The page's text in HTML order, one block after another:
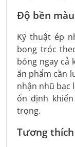
Độ bền
Kỹ thuật ép
bong tróc
bóng ngay cả
ấn phẩm cần
nhận nhũ bạc
ổn định
trọng.
Tương